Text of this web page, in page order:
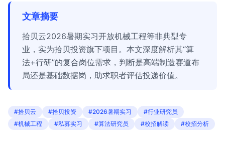
文章摘要
拾贝云2026暑期实习开放机械工程等非典型专
业，实为拾贝投资旗下项目。本文深度解析其“算
法+行研”的复合岗位需求，判断是高端制造赛道布
局还是基础数据岗，助求职者评估投递价值。
#拾贝云 #拾贝投资 #2026暑期实习
#行业研究员
#机械工程
#私募实习 #算法研究员 #校招解读 #校招分析